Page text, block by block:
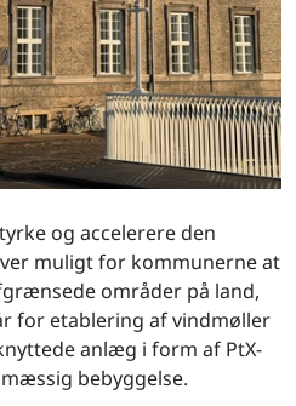
og accelerere den
muligt for kommunerne at
områder på land,
for etablering af vindmøller
anlæg i form af PtX-
bebyggelse.